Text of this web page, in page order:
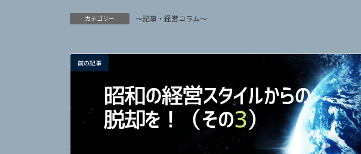
カテゴリー ～記事・経営コラム～
前の記事